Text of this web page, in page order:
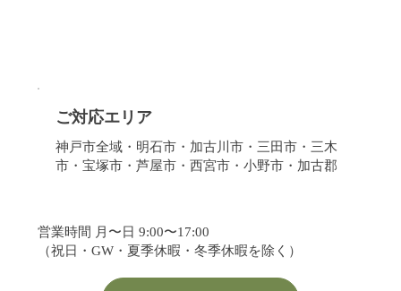
神戸市全域・明石市・加古川市・三田市・三木
市・宝塚市・芦屋市・西宮市・小野市・加古郡
ご対応エリア
営業時間 月〜日 9:00〜17:00
（祝日・GW・夏季休暇・冬季休暇を除く）